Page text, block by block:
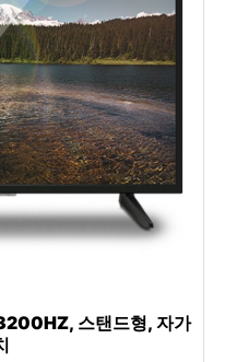
스탠드형, 자가